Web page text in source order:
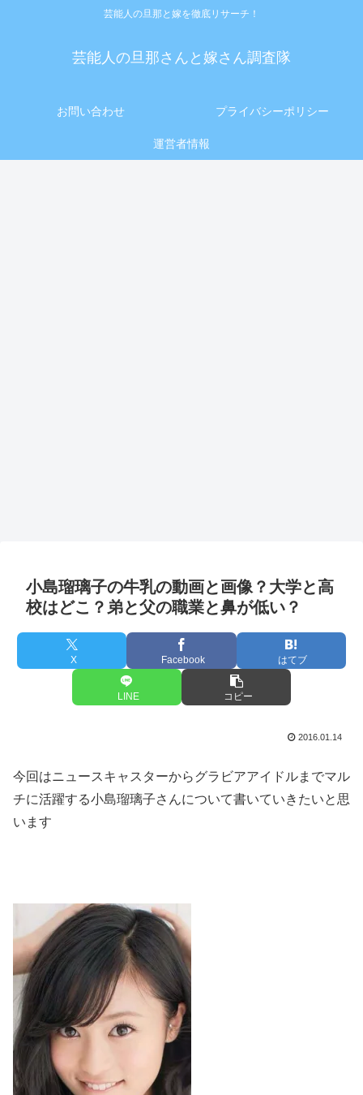
芸能人の旦那と嫁を徹底リサーチ！
芸能人の旦那さんと嫁さん調査隊
お問い合わせ プライバシーポリシー
運営者情報
小島瑠璃子の牛乳の動画と画像？大学と高
校はどこ？弟と父の職業と鼻が低い？
X Facebook はてブ
LINE コピー
2016.01.14
今回はニュースキャスターからグラビアアイドルまでマル
チに活躍する小島瑠璃子さんについて書いていきたいと思
います